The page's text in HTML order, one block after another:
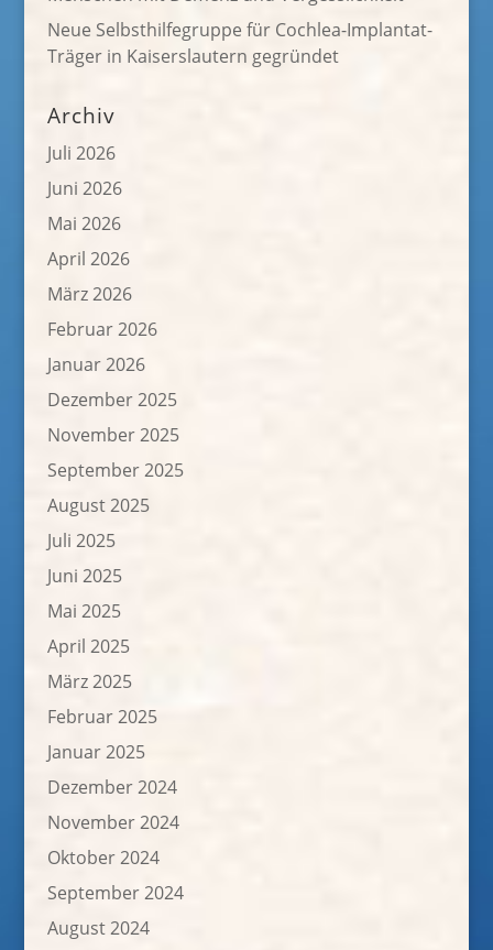
Neue Selbsthilfegruppe für Cochlea-Implantat-
Träger in Kaiserslautern gegründet
Archiv
Juli 2026
Juni 2026
Mai 2026
April 2026
März 2026
Februar 2026
Januar 2026
Dezember 2025
November 2025
September 2025
August 2025
Juli 2025
Juni 2025
Mai 2025
April 2025
März 2025
Februar 2025
Januar 2025
Dezember 2024
November 2024
Oktober 2024
September 2024
August 2024